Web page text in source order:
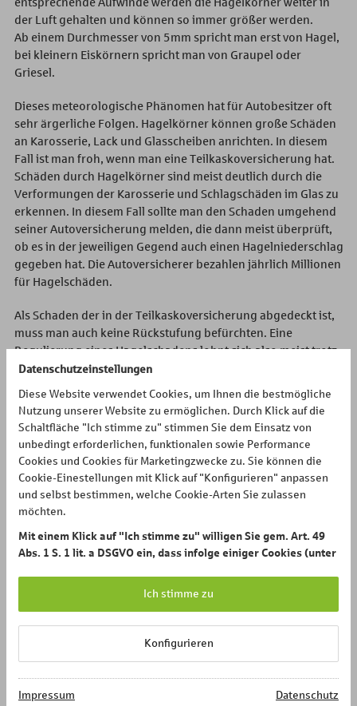
Datenschutzeinstellungen
Diese Website verwendet Cookies, um Ihnen die bestmögliche
Nutzung unserer Website zu ermöglichen. Durch Klick auf die
Schaltfläche "Ich stimme zu" stimmen Sie dem Einsatz von
unbedingt erforderlichen, funktionalen sowie Performance
Cookies und Cookies für Marketingzwecke zu. Sie können die
Cookie-Einestellungen mit Klick auf "Konfigurieren" anpassen
und selbst bestimmen, welche Cookie-Arten Sie zulassen
möchten.
Mit einem Klick auf "Ich stimme zu" willigen Sie gem. Art. 49
Abs. 1 S. 1 lit. a DSGVO ein, dass infolge einiger Cookies (unter
verbundenen Risiken erhalten Sie, indem Sie
Ich stimme zu
Konfigurieren
Impressum Datenschutz
der Luft gehalten und können so immer größer werden.
Ab einem Durchmesser von 5mm spricht man erst von Hagel,
bei kleinern Eiskörnern spricht man von Graupel oder
Griesel.
Dieses meteorologische Phänomen hat für Autobesitzer oft
sehr ärgerliche Folgen. Hagelkörner können große Schäden
an Karosserie, Lack und Glasscheiben anrichten. In diesem
Fall ist man froh, wenn man eine Teilkaskoversicherung hat.
Schäden durch Hagelkörner sind meist deutlich durch die
Verformungen der Karosserie und Schlagschäden im Glas zu
erkennen. In diesem Fall sollte man den Schaden umgehend
seiner Autoversicherung melden, die dann meist überprüft,
ob es in der jeweiligen Gegend auch einen Hagelniederschlag
gegeben hat. Die Autoversicherer bezahlen jährlich Millionen
für Hagelschäden.
Als Schaden der in der Teilkaskoversicherung abgedeckt ist,
muss man auch keine Rückstufung befürchten. Eine
Regulierung eines Hagelschadens lohnt sich also meist trotz
Selbstbeteiligung. Denn eine deutliche Verformung des
einhergeht, lohnt sich reparieren zu lassen, selbst wenn man
150 oder 300 Euro Selbstbeteiligung leisten muss.
Kennzeichendiebstahl
Mehr als 100.000 Kennzeichen werden pro Jahr entwendet.
Behördengänge verbunden sind und der fade Beigeschmack
bleibt, dass mit diesen gestohlenen Kennzeichen
möglicherweise eine Straftat verursacht werden könnte.
Als häufigster Grund für den Kennzeichendiebstahl wird der
Spritklau genannt. Dreiste Zeitgenossen montieren beim
Tanken ein gestohlenes Kennzeichen und machen sich ohne
zu bezahlen aus dem Staub.
Um Verdächtigungen im Rahmen einer Straftat zu vermeiden,